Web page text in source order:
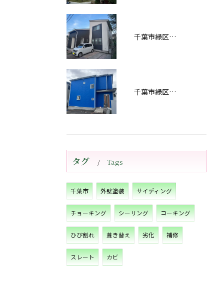
千葉市緑区あすみが丘Ｓ様邸屋根・外壁塗装工事完工しました！
千葉市緑区あすみが丘屋根・外壁塗装工事完工しました！
タグ Tags
千葉市 外壁塗装 サイディング
チョーキング シーリング コーキング
ひび割れ 葺き替え 劣化 補修
スレート カビ